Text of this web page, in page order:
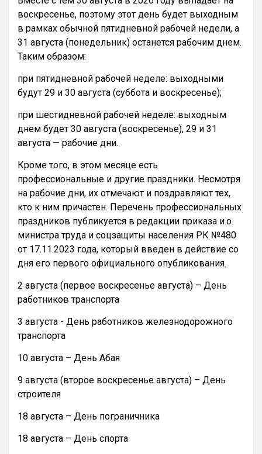
воскресенье, поэтому этот день будет выходным
в рамках обычной пятидневной рабочей недели, а
31 августа (понедельник) останется рабочим днем.
Таким образом:
при пятидневной рабочей неделе: выходными
будут 29 и 30 августа (суббота и воскресенье);
при шестидневной рабочей неделе: выходным
днем будет 30 августа (воскресенье), 29 и 31
августа — рабочие дни.
Кроме того, в этом месяце есть
профессиональные и другие праздники. Несмотря
на рабочие дни, их отмечают и поздравляют тех,
кто к ним причастен. Перечень профессиональных
праздников публикуется в редакции приказа и.о.
министра труда и соцзащиты населения РК №480
от 17.11.2023 года, который введен в действие со
дня его первого официального опубликования.
2 августа (первое воскресенье августа) – День
работников транспорта
3 августа - День работников железнодорожного
транспорта
10 августа – День Абая
9 августа (второе воскресенье августа) – День
строителя
18 августа – День пограничника
18 августа – День спорта